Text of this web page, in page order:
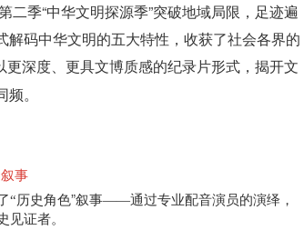
季“中华文明探源季”突破地域局限，足迹遍
码中华文明的五大特性，收获了社会各界的
更深度、更具文博质感的纪录片形式，揭开文
。
事
“历史角色”叙事——通过专业配音演员的演绎 ，
证者。